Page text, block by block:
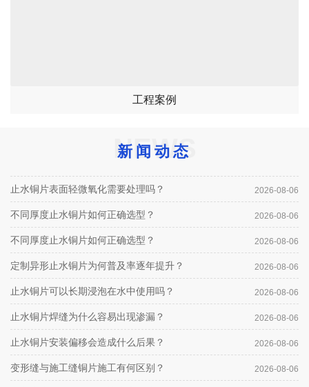
工程案例
NEWS
新闻动态
止水铜片表面轻微氧化需要处理吗？ 2026-08-06
不同厚度止水铜片如何正确选型？ 2026-08-06
不同厚度止水铜片如何正确选型？ 2026-08-06
定制异形止水铜片为何普及率逐年提升？ 2026-08-06
止水铜片可以长期浸泡在水中使用吗？ 2026-08-06
止水铜片焊缝为什么容易出现渗漏？ 2026-08-06
止水铜片安装偏移会造成什么后果？ 2026-08-06
变形缝与施工缝铜片施工有何区别？ 2026-08-06